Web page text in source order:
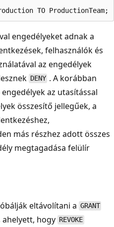
engedélyeket adnak a
felhasználók és
az engedélyek
DENY . A korábban
az utasítással
összesítő jellegűek, a
más részhez adott összes
megtagadása felülír
eltávolítani a GRANT
ahelyett, hogy REVOKE